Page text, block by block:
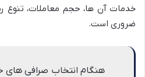
خدمات آن ها، حجم معاملات، تنوع
ضروری است.
هنگام انتخاب صرافی های